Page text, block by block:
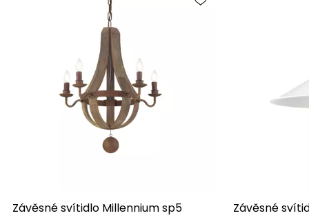
Závěsné svítidlo Millennium sp5 Závěsné